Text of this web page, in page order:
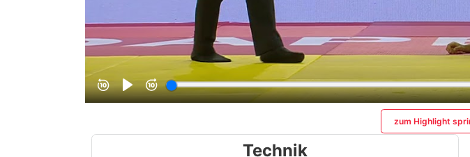
zum Highlight
Technik